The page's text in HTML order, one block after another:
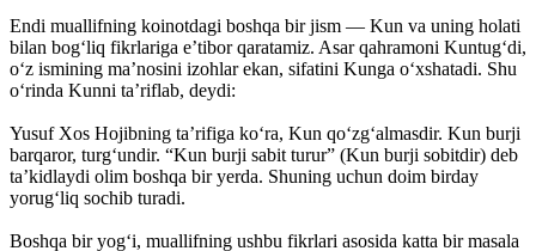
Endi muallifning koinotdagi boshqa bir jism — Kun va uning holati
bilan bog‘liq fikrlariga e’tibor qaratamiz. Asar qahramoni Kuntug‘di,
o‘z ismining ma’nosini izohlar ekan, sifatini Kunga o‘xshatadi. Shu
o‘rinda Kunni ta’riflab, deydi:
Yusuf Xos Hojibning ta’rifiga ko‘ra, Kun qo‘zg‘almasdir. Kun burji
barqaror, turg‘undir. “Kun burji sabit turur” (Kun burji sobitdir) deb
ta’kidlaydi olim boshqa bir yerda. Shuning uchun doim birday
yorug‘liq sochib turadi.
Boshqa bir yog‘i, muallifning ushbu fikrlari asosida katta bir masala